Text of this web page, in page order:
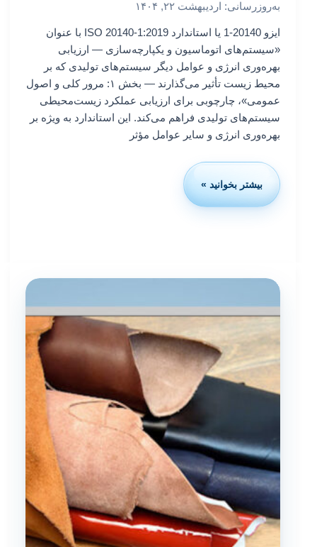
به‌روزرسانی: اردیبهشت ۲۲, ۱۴۰۴
ایزو 20140-1 یا استاندارد ISO 20140-1:2019 با عنوان
«سیستم‌های اتوماسیون و یکپارچه‌سازی — ارزیابی
بهره‌وری انرژی و عوامل دیگر سیستم‌های تولیدی که بر
محیط زیست تأثیر می‌گذارند — بخش ۱: مرور کلی و اصول
عمومی»، چارچوبی برای ارزیابی عملکرد زیست‌محیطی
سیستم‌های تولیدی فراهم می‌کند. این استاندارد به ویژه بر
بهره‌وری انرژی و سایر عوامل مؤثر
استاندارد
ایزو
بیشتر بخوانید »